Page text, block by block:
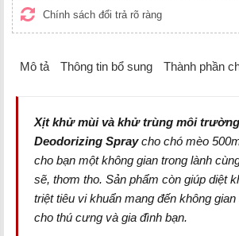
Chính sách đổi trả rõ ràng
Mô tả Thông tin bổ sung Thành phần
Xịt khử mùi và khử trùng môi
Deodorizing Spraycho chó mèo
cho bạn một không gian trong lành
sẽ, thơm tho. Sản phẩm còn giúp diệt
triệt tiêu vi khuẩn mang đến không
cho thú cưng và gia đình bạn.